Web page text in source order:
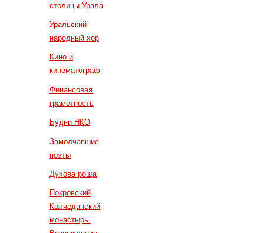
столицы Урала
Уральский
народный хор
Кино и
кинематограф
Финансовая
грамотность
Будни НКО
Замолчавшие
поэты
Духова роща
Покровский
Колчеданский
монастырь.